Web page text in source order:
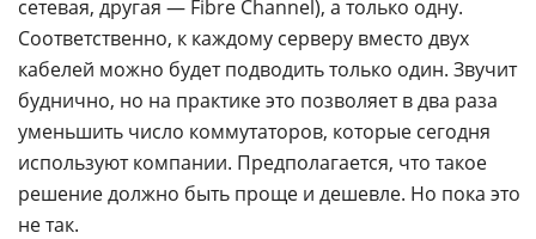
сетевая, другая — Fibre Channel), а только одну.
Соответственно, к каждому серверу вместо двух
кабелей можно будет подводить только один. Звучит
буднично, но на практике это позволяет в два раза
уменьшить число коммутаторов, которые сегодня
используют компании. Предполагается, что такое
решение должно быть проще и дешевле. Но пока это
не так.